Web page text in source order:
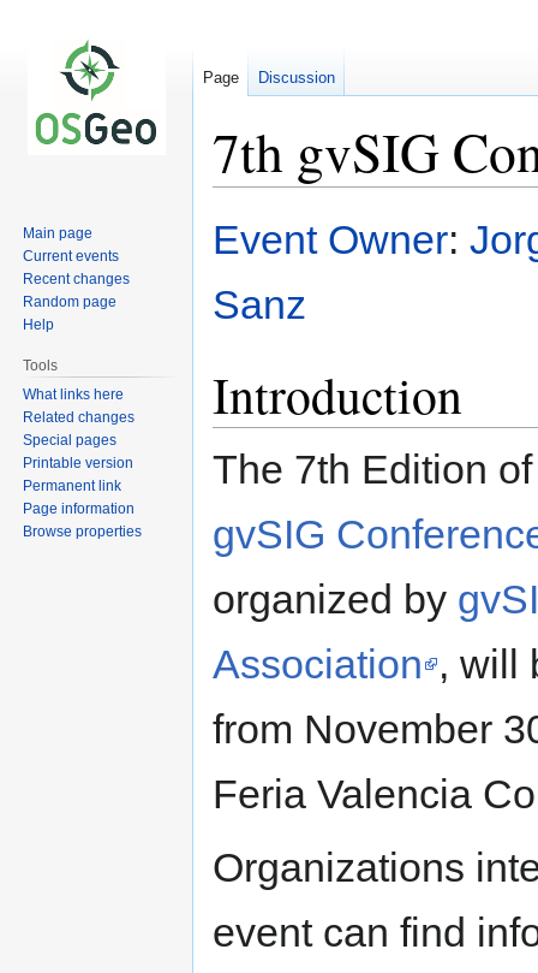
7th gvSIG
to
to
Event Owner:
Sanz
Introduction
The 7th Edition
gvSIG
organized by
Association , will
from November
Feria Valencia
Organizations
event can find
Page Discussion
Main page
Current events
Recent changes
Random page
Help
Tools
What links here
Related changes
Special pages
Printable version
Permanent link
Page information
Browse properties